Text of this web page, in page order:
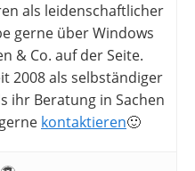
als leidenschaftlicher
gerne über Windows
& Co. auf der Seite.
2008 als selbständiger
ihr Beratung in Sachen
kontaktieren🙂